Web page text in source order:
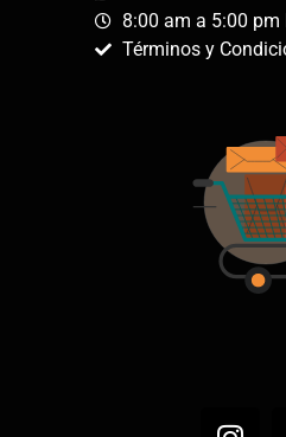
8:00 am a 5:00 pm
Términos y